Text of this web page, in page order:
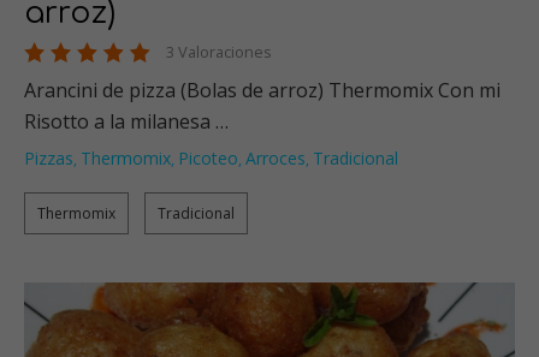
arroz)
3 Valoraciones
Arancini de pizza (Bolas de arroz) Thermomix Con mi
Risotto a la milanesa …
Pizzas, Thermomix, Picoteo, Arroces, Tradicional
Thermomix Tradicional